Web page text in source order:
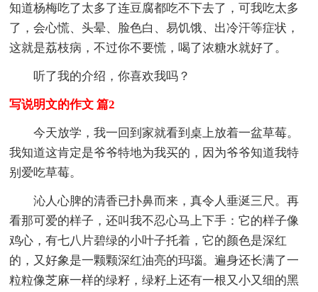
知道杨梅吃了太多了连豆腐都吃不下去了，可我吃太多
了，会心慌、头晕、脸色白、易饥饿、出冷汗等症状，
这就是荔枝病，不过你不要慌，喝了浓糖水就好了。
听了我的介绍，你喜欢我吗？
写说明文的作文 篇2
今天放学，我一回到家就看到桌上放着一盆草莓。
我知道这肯定是爷爷特地为我买的，因为爷爷知道我特
别爱吃草莓。
沁人心脾的清香已扑鼻而来，真令人垂涎三尺。再
看那可爱的样子，还叫我不忍心马上下手：它的样子像
鸡心，有七八片碧绿的小叶子托着，它的颜色是深红
的，又好象是一颗颗深红油亮的玛瑙。遍身还长满了一
粒粒像芝麻一样的绿籽，绿籽上还有一根又小又细的黑